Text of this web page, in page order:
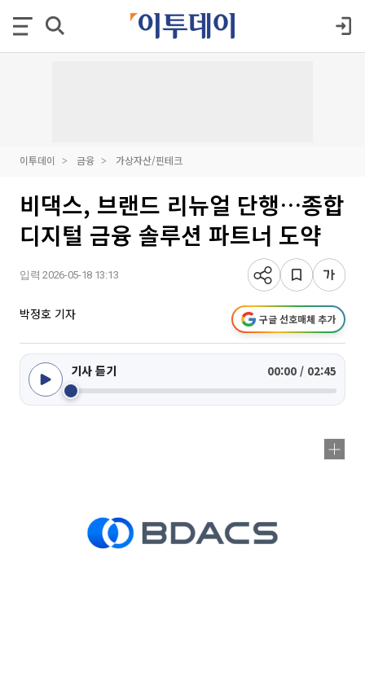
이투데이 금융 가상자산/핀테크
비댁스, 브랜드 리뉴얼 단행…종합
디지털 금융 솔루션 파트너 도약
입력 2026-05-18 13:13
박정호 기자 구글 선호매체 추가
기사 듣기 00:00 / 02:45